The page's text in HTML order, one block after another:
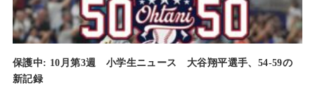
保護中: 10月第3週 小学生ニュース 大谷翔平選手、54-59の
新記録